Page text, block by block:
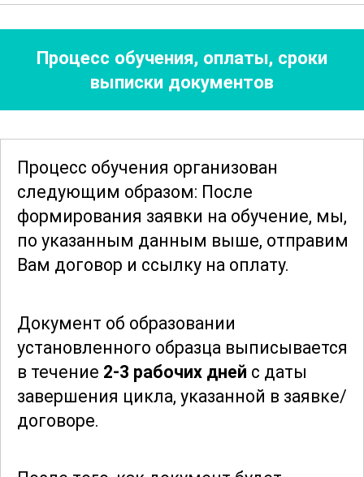
сохранения природных ресурсов. Также
рассматриваются правовые аспекты
деятельности инструктора, включая
знания о разрешительных документах и
правилах поведения в
Для успешного завершения курса
требуется выполнение различных
заданий и тестов, которые помогут
закрепить полученные знания и
навыки. Участники смогут
проводить походы, обеспечивая
безопасность и комфорт своих
клиентов.
Этот курс предоставляет уникальную
Процесс обучения, оплаты, сроки
выписки документов
Процесс обучения организован
следующим образом: После
формирования заявки на обучение, мы,
по указанным данным выше, отправим
Вам договор и ссылку на оплату.
Документ об образовании
установленного образца выписывается
в течение 2-3 рабочих дней с даты
завершения цикла, указанной в заявке/
договоре.